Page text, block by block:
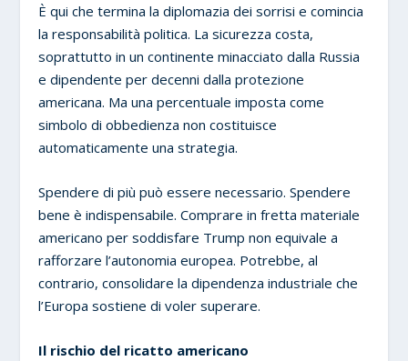
È qui che termina la diplomazia dei sorrisi e comincia
la responsabilità politica. La sicurezza costa,
soprattutto in un continente minacciato dalla Russia
e dipendente per decenni dalla protezione
americana. Ma una percentuale imposta come
simbolo di obbedienza non costituisce
automaticamente una strategia.
Spendere di più può essere necessario. Spendere
bene è indispensabile. Comprare in fretta materiale
americano per soddisfare Trump non equivale a
rafforzare l’autonomia europea. Potrebbe, al
contrario, consolidare la dipendenza industriale che
l’Europa sostiene di voler superare.
Il rischio del ricatto americano